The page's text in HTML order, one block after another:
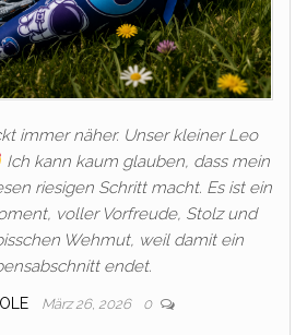
immer näher. Unser kleiner Leo
Ich kann kaum glauben, dass mein
riesigen Schritt macht. Es ist ein
voller Vorfreude, Stolz und
Wehmut, weil damit ein
endet.
März 26, 2026 0